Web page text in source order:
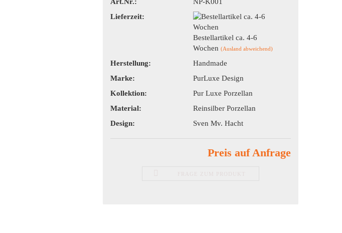
Lieferzeit:
Bestellartikel ca. 4-6
Wochen (Ausland abweichend)
Herstellung:
Handmade
Marke:
PurLuxe Design
Kollektion:
Pur Luxe Porzellan
Material:
Reinsilber Porzellan
Design:
Sven Mv. Hacht
Preis auf Anfrage